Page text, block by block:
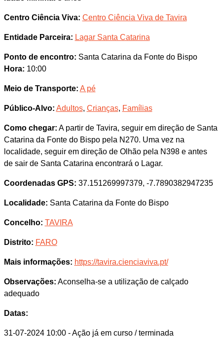
Centro Ciência Viva: Centro Ciência Viva de Tavira
Entidade Parceira: Lagar Santa Catarina
Ponto de encontro: Santa Catarina da Fonte do Bispo
Hora: 10:00
Meio de Transporte: A pé
Público-Alvo: Adultos, Crianças, Famílias
Como chegar: A partir de Tavira, seguir em direção de Santa
Catarina da Fonte do Bispo pela N270. Uma vez na
localidade, seguir em direção de Olhão pela N398 e antes
de sair de Santa Catarina encontrará o Lagar.
Coordenadas GPS: 37.151269997379, -7.7890382947235
Localidade: Santa Catarina da Fonte do Bispo
Concelho: TAVIRA
Distrito: FARO
Mais informações: https://tavira.cienciaviva.pt/
Observações: Aconselha-se a utilização de calçado
adequado
Datas:
31-07-2024 10:00 - Ação já em curso / terminada